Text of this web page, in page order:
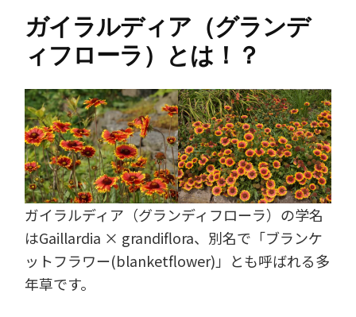
ガイラルディア（グランデ
ィフローラ）とは！？
ガイラルディア（グランディフローラ）の学名
はGaillardia × grandiflora、別名で「ブランケ
ットフラワー(blanketflower)」とも呼ばれる多
年草です。